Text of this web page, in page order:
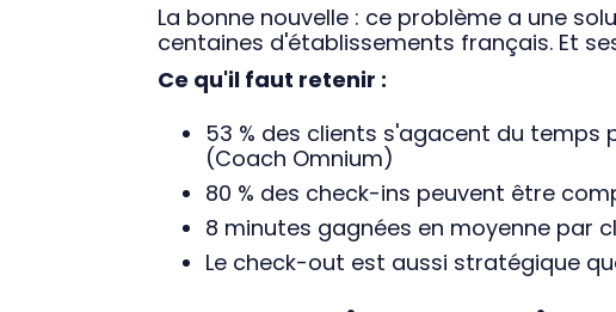
La bonne nouvelle : ce problème a une
centaines d'établissements français. Et
Ce qu'il faut retenir :
53 % des clients s'agacent du
(Coach Omnium)
80 % des check-ins peuvent être
8 minutes gagnées en moyenne par
Le check-out est aussi stratégique